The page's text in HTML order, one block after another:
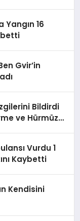
Yangın 16
Gvir’in
Bildirdi
ve Hürmüz
Vurdu 1
Kaybetti
Kendisini